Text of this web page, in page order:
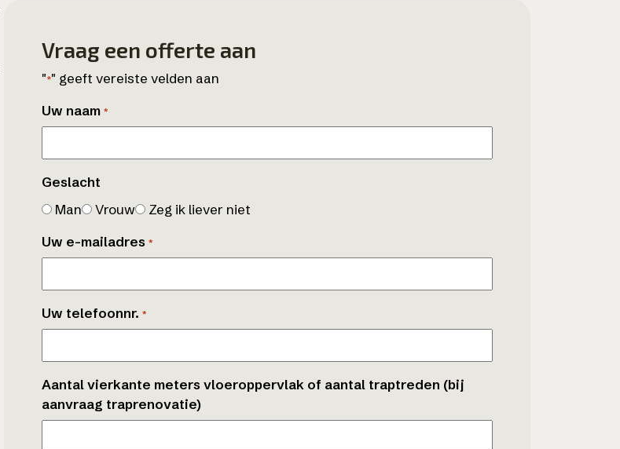
Vraag een offerte aan
"*" geeft vereiste velden aan
Uw naam *
Geslacht
Man
Vrouw
Zeg ik liever niet
Uw e-mailadres *
Uw telefoonnr. *
Aantal vierkante meters vloeroppervlak of aantal traptreden (bij
aanvraag traprenovatie)